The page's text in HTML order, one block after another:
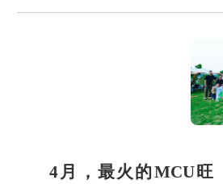
4月，最火的MCU旺